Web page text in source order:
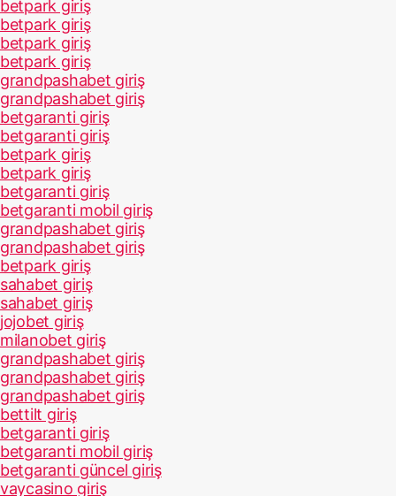
betpark giriş
betpark giriş
betpark giriş
betpark giriş
grandpashabet giriş
grandpashabet giriş
betgaranti giriş
betgaranti giriş
betpark giriş
betpark giriş
betgaranti giriş
betgaranti mobil giriş
grandpashabet giriş
grandpashabet giriş
betpark giriş
sahabet giriş
sahabet giriş
jojobet giriş
milanobet giriş
grandpashabet giriş
grandpashabet giriş
grandpashabet giriş
bettilt giriş
betgaranti giriş
betgaranti mobil giriş
betgaranti güncel giriş
vaycasino giriş